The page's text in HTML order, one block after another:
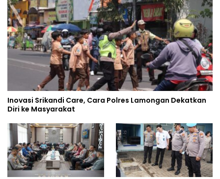
Inovasi Srikandi Care, Cara Polres Lamongan Dekatkan
Diri ke Masyarakat